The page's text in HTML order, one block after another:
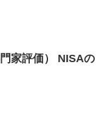
家評価） NISAの